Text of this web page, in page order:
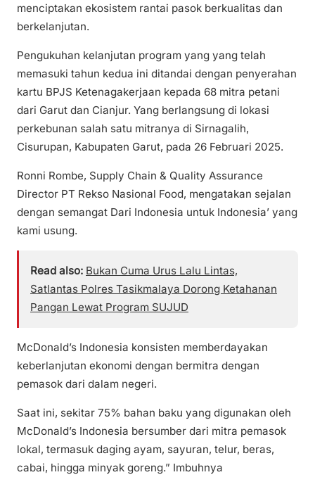
menciptakan ekosistem rantai pasok berkualitas dan
berkelanjutan.
Pengukuhan kelanjutan program yang yang telah
memasuki tahun kedua ini ditandai dengan penyerahan
kartu BPJS Ketenagakerjaan kepada 68 mitra petani
dari Garut dan Cianjur. Yang berlangsung di lokasi
perkebunan salah satu mitranya di Sirnagalih,
Cisurupan, Kabupaten Garut, pada 26 Februari 2025.
Ronni Rombe, Supply Chain & Quality Assurance
Director PT Rekso Nasional Food, mengatakan sejalan
dengan semangat Dari Indonesia untuk Indonesia’ yang
kami usung.
Read also: Bukan Cuma Urus Lalu Lintas,
Satlantas Polres Tasikmalaya Dorong Ketahanan
Pangan Lewat Program SUJUD
McDonald’s Indonesia konsisten memberdayakan
keberlanjutan ekonomi dengan bermitra dengan
pemasok dari dalam negeri.
Saat ini, sekitar 75% bahan baku yang digunakan oleh
McDonald’s Indonesia bersumber dari mitra pemasok
lokal, termasuk daging ayam, sayuran, telur, beras,
cabai, hingga minyak goreng.” Imbuhnya